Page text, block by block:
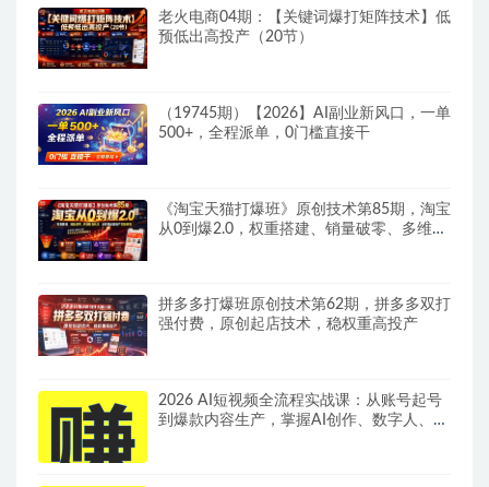
老火电商04期：【关键词爆打矩阵技术】低
预低出高投产（20节）
（19745期）【2026】AI副业新风口，一单
500+，全程派单，0门槛直接干
《淘宝天猫打爆班》原创技术第85期，淘宝
从0到爆2.0，权重搭建、销量破零、多维组
拼多多打爆班原创技术第62期，拼多多双打
强付费，原创起店技术，稳权重高投产
2026 AI短视频全流程实战课：从账号起号
到爆款内容生产，掌握AI创作、数字人、带